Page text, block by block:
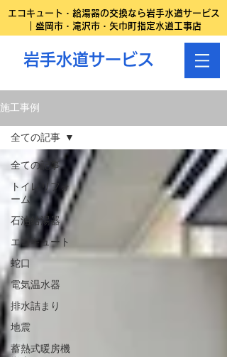
エコキュート・給湯器の交換なら岩手水道サービス
｜盛岡市・滝沢市・矢巾町指定水道工事店
岩手水道サービス
施工事例
全ての記事
トイレリフォ
ーム
石油給湯器
エコキュート
蛇口
電気温水器
排水詰まり
地震
蓄熱式暖房機
全ての記事